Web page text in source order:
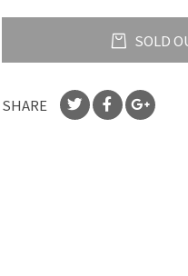
SOLD
SHARE